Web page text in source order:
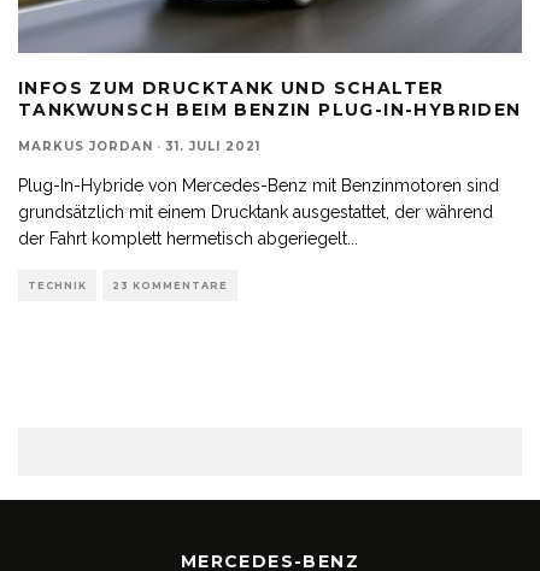
INFOS ZUM DRUCKTANK UND SCHALTER
TANKWUNSCH BEIM BENZIN PLUG-IN-HYBRIDEN
MARKUS JORDAN · 31. JULI 2021
Plug-In-Hybride von Mercedes-Benz mit Benzinmotoren sind
grundsätzlich mit einem Drucktank ausgestattet, der während
der Fahrt komplett hermetisch abgeriegelt
TECHNIK 23 KOMMENTARE
MERCEDES-BENZ